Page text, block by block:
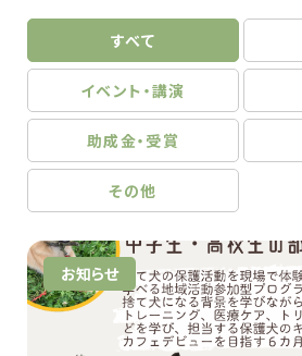
すべて
イベント・講演
助成金・受賞
その他
お知らせ